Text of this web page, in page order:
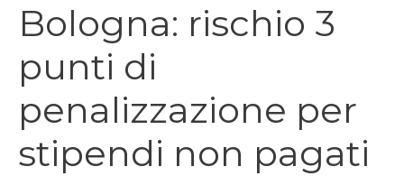
Bologna: rischio 3
punti di
penalizzazione per
stipendi non pagati